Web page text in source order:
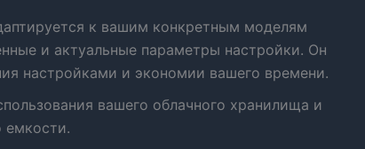
к вашим конкретным моделям
и актуальные параметры настройки. Он
настройками и экономии вашего времени.
вашего облачного хранилища и
емкости.